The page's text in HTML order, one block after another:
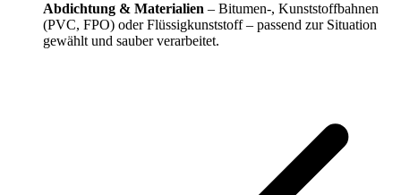
Abdichtung & Materialien – Bitumen-, Kunststoffbahnen
(PVC, FPO) oder Flüssigkunststoff – passend zur Situation
gewählt und sauber verarbeitet.